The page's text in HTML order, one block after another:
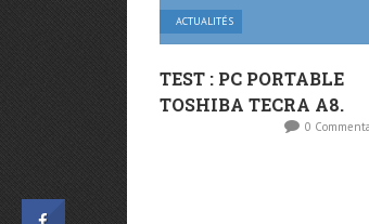
ACTUALITÉS
TEST : PC PORTABLE
TOSHIBA TECRA A8.
0